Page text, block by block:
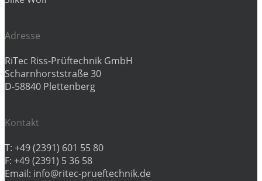
Adresse
RiTec Riss-Prüftechnik GmbH
Scharnhorststraße 30
D-58840 Plettenberg
Kontakt
T: +49 (2391) 601 55 80
F: +49 (2391) 5 36 58
Email: info@ritec-prueftechnik.de